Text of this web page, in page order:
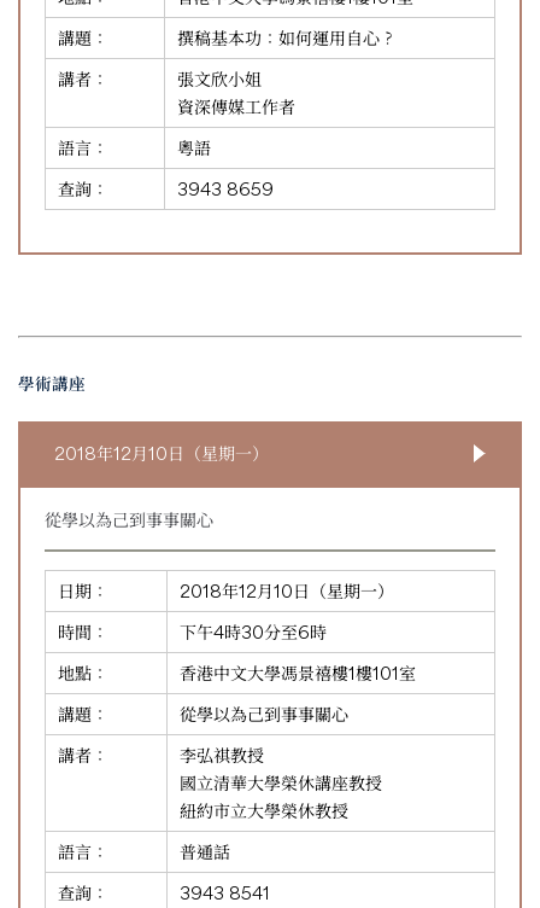
講題：
撰稿基本功：如何運用自心？
講者：
張文欣小姐
資深傳媒工作者
語言：
粵語
查詢：
3943 8659
學術講座
2018年12月10日（星期一）
從學以為己到事事關心
日期：
2018年12月10日（星期一）
時間：
下午4時30分至6時
地點：
香港中文大學馮景禧樓1樓101室
講題：
從學以為己到事事關心
講者：
李弘祺教授
國立清華大學榮休講座教授
紐約市立大學榮休教授
語言：
普通話
查詢：
3943 8541